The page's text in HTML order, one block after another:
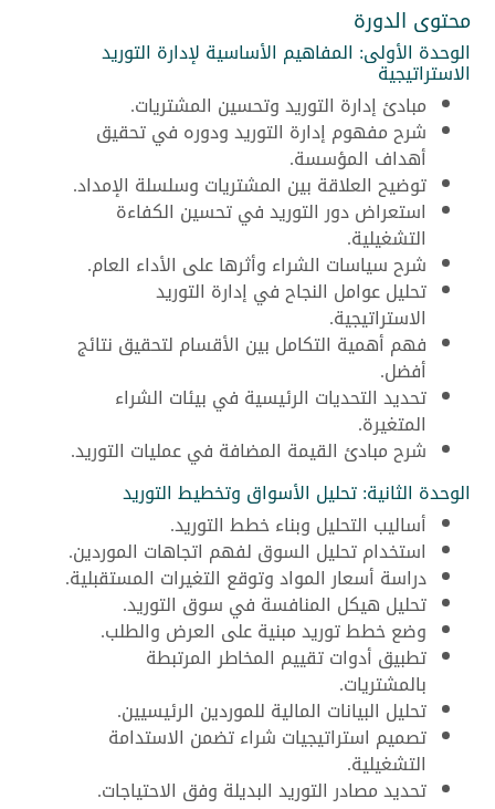
محتوى الدورة
الوحدة الأولى: المفاهيم الأساسية لإدارة التوريد
الاستراتيجية
مبادئ إدارة التوريد وتحسين المشتريات.
شرح مفهوم إدارة التوريد ودوره في تحقيق
أهداف المؤسسة.
توضيح العلاقة بين المشتريات وسلسلة الإمداد.
استعراض دور التوريد في تحسين الكفاءة
التشغيلية.
شرح سياسات الشراء وأثرها على الأداء العام.
تحليل عوامل النجاح في إدارة التوريد
الاستراتيجية.
فهم أهمية التكامل بين الأقسام لتحقيق نتائج
أفضل.
تحديد التحديات الرئيسية في بيئات الشراء
المتغيرة.
شرح مبادئ القيمة المضافة في عمليات التوريد.
الوحدة الثانية: تحليل الأسواق وتخطيط التوريد
أساليب التحليل وبناء خطط التوريد.
استخدام تحليل السوق لفهم اتجاهات الموردين.
دراسة أسعار المواد وتوقع التغيرات المستقبلية.
تحليل هيكل المنافسة في سوق التوريد.
وضع خطط توريد مبنية على العرض والطلب.
تطبيق أدوات تقييم المخاطر المرتبطة
بالمشتريات.
تحليل البيانات المالية للموردين الرئيسيين.
تصميم استراتيجيات شراء تضمن الاستدامة
التشغيلية.
تحديد مصادر التوريد البديلة وفق الاحتياجات.